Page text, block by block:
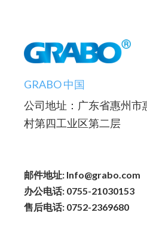
GRABO 中国
公司地址：广东省惠州市
村第四工业区第二层
邮件地址: Info@grabo.com
办公电话: 0755-21030153
售后电话: 0752-2369680